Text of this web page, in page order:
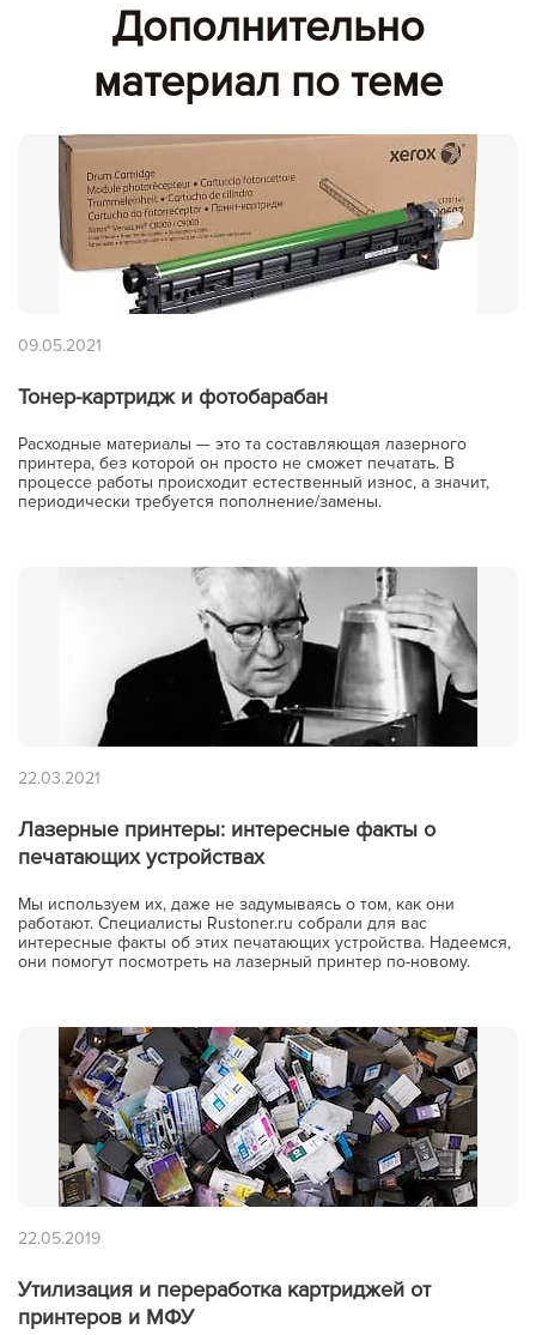
Дополнительно
материал по теме
09.05.2021
Тонер-картридж и фотобарабан
Расходные материалы — это та составляющая лазерного
принтера, без которой он просто не сможет печатать. В
процессе работы происходит естественный износ, а значит,
периодически требуется пополнение/замены.
22.03.2021
Лазерные принтеры: интересные факты о
печатающих устройствах
Мы используем их, даже не задумываясь о том, как они
работают. Специалисты Rustoner.ru собрали для вас
интересные факты об этих печатающих устройства. Надеемся,
они помогут посмотреть на лазерный принтер по-новому.
22.05.2019
Утилизация и переработка картриджей от
принтеров и МФУ